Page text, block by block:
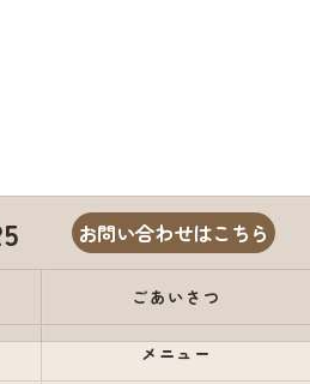
お問い合わせはこちら
ごあいさつ
メニュー